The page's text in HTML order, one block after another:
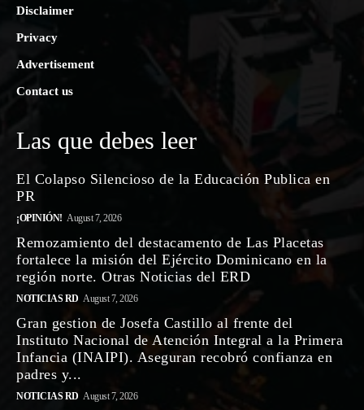
Disclaimer
Privacy
Advertisement
Contact us
Las que debes leer
El Colapso Silencioso de la Educación Publica en
PR
¡OPINIÓN! August 7, 2026
Remozamiento del destacamento de Las Placetas
fortalece la misión del Ejército Dominicano en la
región norte. Otras Noticias del ERD
NOTICIAS RD August 7, 2026
Gran gestion de Josefa Castillo al frente del
Instituto Nacional de Atención Integral a la Primera
Infancia (INAIPI). Aseguran recobró confianza en
padres y...
NOTICIAS RD August 7, 2026